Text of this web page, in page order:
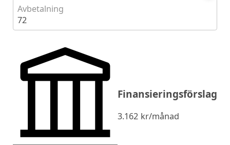
Avbetalning
72
Finansieringsförslag
3.162 kr/månad